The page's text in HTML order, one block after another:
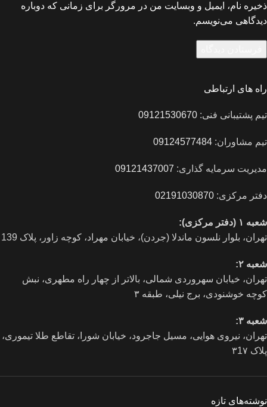
ذخیره نام، ایمیل و وبسایت من در مرورگر برای زمانی که دوباره
دیدگاهی می‌نویسم.
راه های ارتباطی
تیم پشتیبانی فنی: 09121530670
تیم مشاوران: 09124577484
مدیریت سرمایه گذاری: 09121437007
دفتر مرکزی: 02191030870
شعبه ۱ (دفتر مرکزی):
تهران، بلوار نلسون ماندلا (جردن)، خیابان مهراد، کوچه زاور، پلاک 139
شعبه ۲:
تهران، خيابان سهروردی شمالی، بالاتر از چهار راه مطهری، نبش
کوچه خوشنودی، برج نیلی، طبقه ۳
شعبه ۳:
تهران، نیروی هوایی، مسیل جاجرود، خیابان شورا، تقاطع طلا تیموری،
پلاک ۳1۷
نوشته‌های تازه